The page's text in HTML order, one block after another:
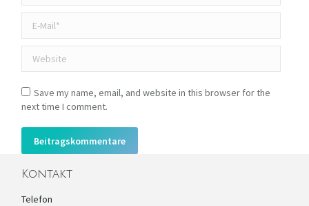
Website
Save my name, email, and website in this browser for the
next time I comment.
Beitragskommentare
Kontakt
Telefon